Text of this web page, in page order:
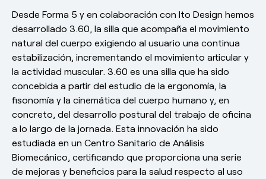
Desde Forma 5 y en colaboración con Ito Design hemos
desarrollado 3.60, la silla que acompaña el movimiento
natural del cuerpo exigiendo al usuario una continua
estabilización, incrementando el movimiento articular y
la actividad muscular. 3.60 es una silla que ha sido
concebida a partir del estudio de la ergonomía, la
fisonomía y la cinemática del cuerpo humano y, en
concreto, del desarrollo postural del trabajo de oficina
a lo largo de la jornada. Esta innovación ha sido
estudiada en un Centro Sanitario de Análisis
Biomecánico, certificando que proporciona una serie
de mejoras y beneficios para la salud respecto al uso